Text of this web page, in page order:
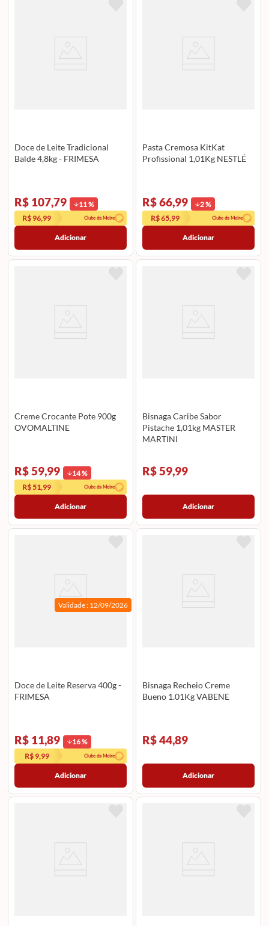
Doce de Leite Tradicional
Balde 4,8kg - FRIMESA
R$ 107,79 11%
R$ 96,99
Clube da Meire
Adicionar
Pasta Cremosa KitKat
Profissional 1,01Kg NESTLÉ
R$ 66,99 2%
R$ 65,99
Clube da Meire
Adicionar
Creme Crocante Pote 900g
OVOMALTINE
R$ 59,99 14%
R$ 51,99
Clube da Meire
Adicionar
Bisnaga Caribe Sabor
Pistache 1,01kg MASTER
MARTINI
R$ 59,99
Adicionar
Validade : 12/09/2026
Doce de Leite Reserva 400g -
FRIMESA
R$ 11,89 16%
R$ 9,99
Clube da Meire
Adicionar
Bisnaga Recheio Creme
Bueno 1.01Kg VABENE
R$ 44,89
Adicionar